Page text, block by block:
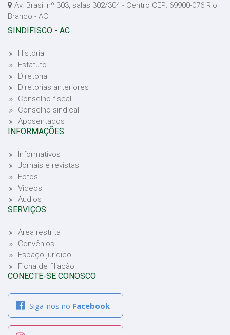
Av. Brasil nº 303, salas 302/304 - Centro CEP: 69900-076 Rio
Branco - AC
SINDIFISCO - AC
História
Estatuto
Diretoria
Diretorias anteriores
Conselho fiscal
Conselho sindical
Aposentados
INFORMAÇÕES
Informativos
Jornais e revistas
Fotos
Vídeos
Áudios
SERVIÇOS
Área restrita
Convênios
Espaço jurídico
Ficha de filiação
CONECTE-SE CONOSCO
Siga-nos no Facebook